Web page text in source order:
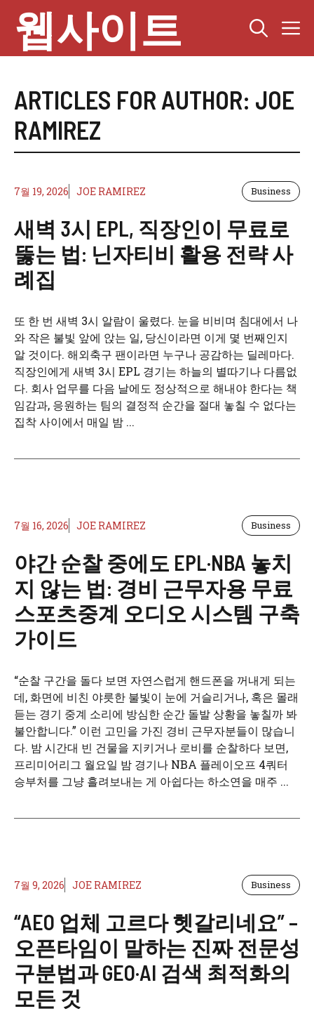
content
웹사이트
ARTICLES FOR AUTHOR: JOE
RAMIREZ
7월 19, 2026 JOE RAMIREZ Business
새벽 3시 EPL, 직장인이 무료로
뚫는 법: 닌자티비 활용 전략 사
례집
또 한 번 새벽 3시 알람이 울렸다. 눈을 비비며 침대에서 나
와 작은 불빛 앞에 앉는 일, 당신이라면 이게 몇 번째인지
알 것이다. 해외축구 팬이라면 누구나 공감하는 딜레마다.
직장인에게 새벽 3시 EPL 경기는 하늘의 별따기나 다름없
다. 회사 업무를 다음 날에도 정상적으로 해내야 한다는 책
임감과, 응원하는 팀의 결정적 순간을 절대 놓칠 수 없다는
집착 사이에서 매일 밤 ...
7월 16, 2026 JOE RAMIREZ Business
야간 순찰 중에도 EPL·NBA 놓치
지 않는 법: 경비 근무자용 무료
스포츠중계 오디오 시스템 구축
가이드
“순찰 구간을 돌다 보면 자연스럽게 핸드폰을 꺼내게 되는
데, 화면에 비친 야릇한 불빛이 눈에 거슬리거나, 혹은 몰래
듣는 경기 중계 소리에 방심한 순간 돌발 상황을 놓칠까 봐
불안합니다.” 이런 고민을 가진 경비 근무자분들이 많습니
다. 밤 시간대 빈 건물을 지키거나 로비를 순찰하다 보면,
프리미어리그 월요일 밤 경기나 NBA 플레이오프 4쿼터
승부처를 그냥 흘려보내는 게 아쉽다는 하소연을 매주 ...
7월 9, 2026 JOE RAMIREZ Business
“AEO 업체 고르다 헷갈리네요” –
오픈타임이 말하는 진짜 전문성
구분법과 GEO·AI 검색 최적화의
모든 것